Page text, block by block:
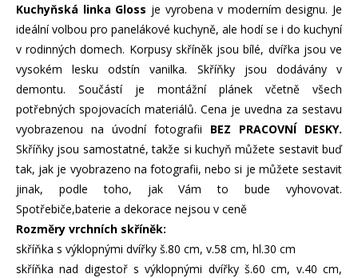
Kuchyňská linka Gloss je vyrobena v moderním designu. Je
ideální volbou pro panelákové kuchyně, ale hodí se i do kuchyní
v rodinných domech. Korpusy skříněk jsou bílé, dvířka jsou ve
vysokém lesku odstín vanilka. Skříňky jsou dodávány v
demontu. Součástí je montážní plánek včetně všech
potřebných spojovacích materiálů. Cena je uvedna za sestavu
vyobrazenou na úvodní fotografii BEZ PRACOVNÍ DESKY.
Skříňky jsou samostatné, takže si kuchyň můžete sestavit buď
tak, jak je vyobrazeno na fotografii, nebo si je můžete sestavit
jinak, podle toho, jak Vám to bude vyhovovat.
Spotřebiče,baterie a dekorace nejsou v ceně
Rozměry vrchních skříněk:
skříňka s výklopnými dvířky š.80 cm, v.58 cm, hl.30 cm
skříňka nad digestoř s výklopnými dvířky š.60 cm, v.40 cm,